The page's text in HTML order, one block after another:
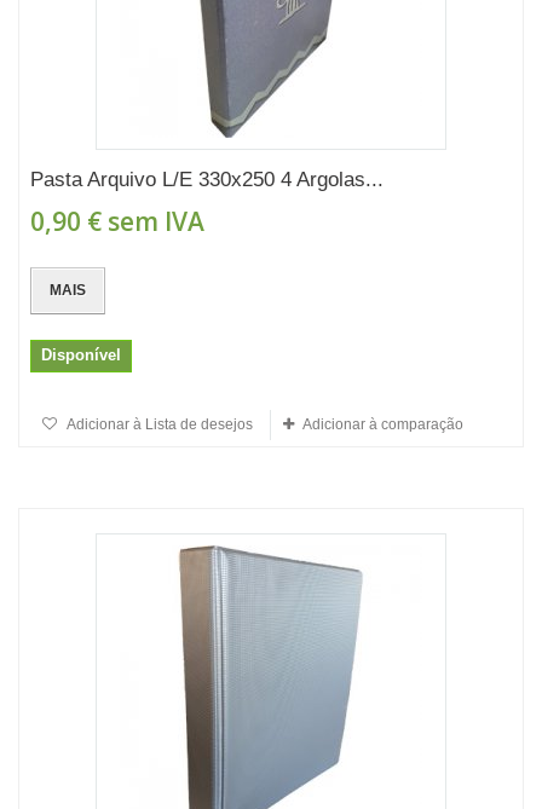
Pasta Arquivo L/E 330x250 4 Argolas...
0,90 € sem IVA
MAIS
Disponível
Adicionar à Lista de desejos Adicionar à comparação